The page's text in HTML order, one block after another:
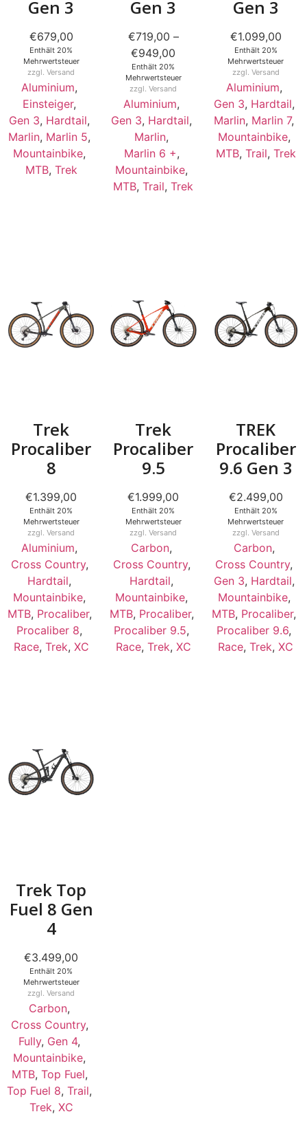
Gen 3
€679,00
Enthält 20%
Mehrwertsteuer
zzgl.Versand
Aluminium,
Einsteiger,
Gen 3, Hardtail,
Marlin, Marlin 5,
Mountainbike,
MTB, Trek
Gen 3
€719,00 –
€949,00
Enthält 20%
Mehrwertsteuer
zzgl.Versand
Aluminium,
Gen 3, Hardtail,
Marlin,
Marlin 6 +,
Mountainbike,
MTB,Trail,Trek
Gen 3
€1.099,00
Enthält 20%
Mehrwertsteuer
zzgl. Versand
Aluminium,
Gen 3, Hardtail,
Marlin, Marlin 7,
Mountainbike,
MTB, Trail, Trek
Trek
Procaliber
8
€1.399,00
Enthält 20%
Mehrwertsteuer
zzgl.Versand
Aluminium,
Cross Country,
Hardtail,
Mountainbike,
MTB, Procaliber,
Procaliber 8,
Race, Trek, XC
Trek
Procaliber
9.5
€1.999,00
Enthält 20%
Mehrwertsteuer
zzgl.Versand
Carbon,
Cross Country,
Hardtail,
Mountainbike,
MTB, Procaliber,
Procaliber 9.5,
Race, Trek, XC
TREK
Procaliber
9.6 Gen 3
€2.499,00
Enthält 20%
Mehrwertsteuer
zzgl. Versand
Carbon,
Cross Country,
Gen 3, Hardtail,
Mountainbike,
MTB, Procaliber,
Procaliber 9.6,
Race,Trek,XC
Trek Top
Fuel 8 Gen
4
€3.499,00
Enthält 20%
Mehrwertsteuer
zzgl.Versand
Carbon,
Cross Country,
Fully, Gen 4,
Mountainbike,
MTB, Top Fuel,
Top Fuel 8,Trail,
Trek, XC